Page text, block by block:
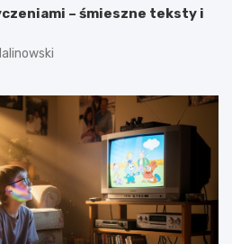
– śmieszne teksty i